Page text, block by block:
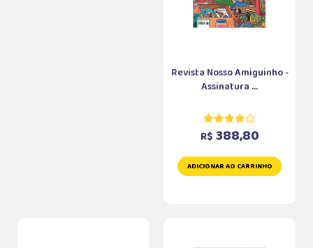
Revista Nosso Amiguinho -
Assinatura ...
R$ 388,80
ADICIONAR AO CARRINHO